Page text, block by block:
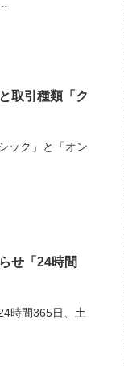
取引種類「ク
ック」と「オン
せ「24時間
時間365日、土